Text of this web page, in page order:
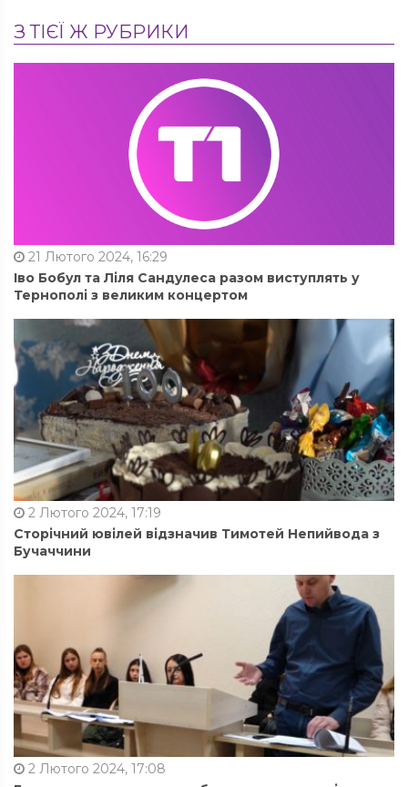
З ТІЄЇ Ж РУБРИКИ
21 Лютого 2024, 16:29
Іво Бобул та Ліля Сандулеса разом виступлять у
Тернополі з великим концертом
2 Лютого 2024, 17:19
Сторічний ювілей відзначив Тимотей Непийвода з
Бучаччини
2 Лютого 2024, 17:08